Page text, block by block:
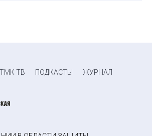
ТМК ТВ ПОДКАСТЫ ЖУРНАЛ